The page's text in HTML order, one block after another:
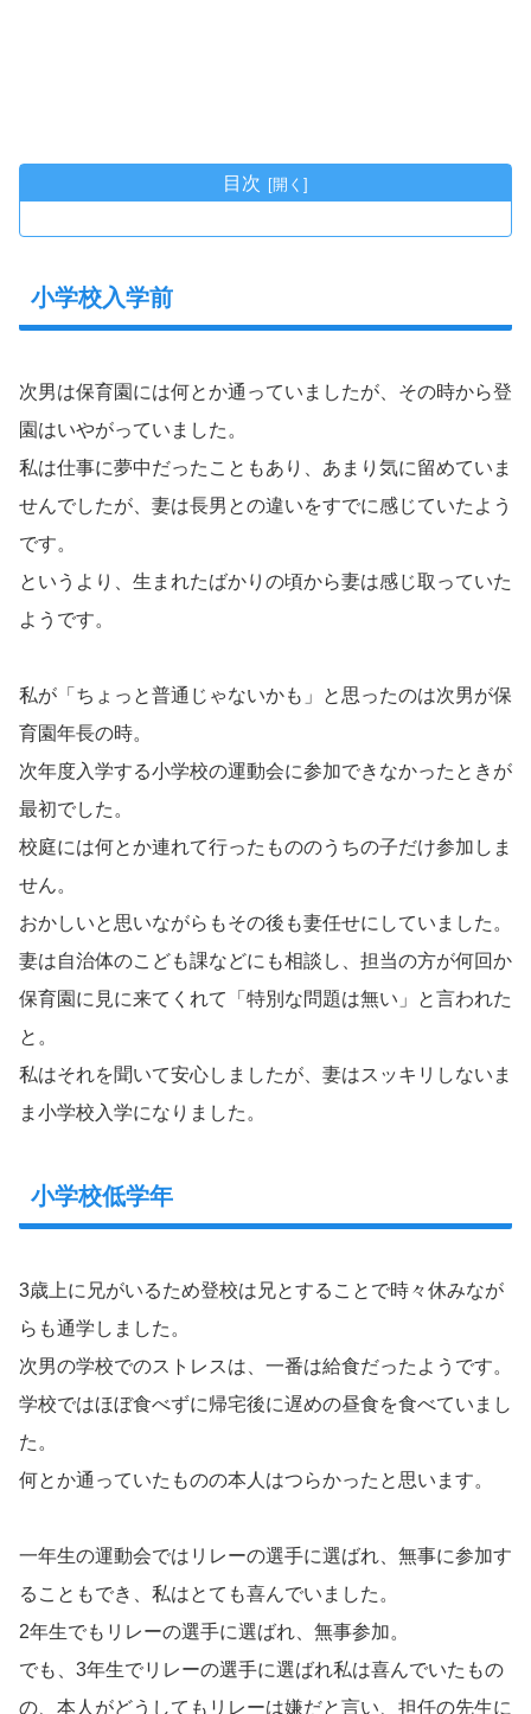
目次
小学校入学前
次男は保育園には何とか通っていましたが、その時から登
園はいやがっていました。
私は仕事に夢中だったこともあり、あまり気に留めていま
せんでしたが、妻は長男との違いをすでに感じていたよう
です。
というより、生まれたばかりの頃から妻は感じ取っていた
ようです。
私が「ちょっと普通じゃないかも」と思ったのは次男が保
育園年長の時。
次年度入学する小学校の運動会に参加できなかったときが
最初でした。
校庭には何とか連れて行ったもののうちの子だけ参加しま
せん。
おかしいと思いながらもその後も妻任せにしていました。
妻は自治体のこども課などにも相談し、担当の方が何回か
保育園に見に来てくれて「特別な問題は無い」と言われた
と。
私はそれを聞いて安心しましたが、妻はスッキリしないま
ま小学校入学になりました。
小学校低学年
3歳上に兄がいるため登校は兄とすることで時々休みなが
らも通学しました。
次男の学校でのストレスは、一番は給食だったようです。
学校ではほぼ食べずに帰宅後に遅めの昼食を食べていまし
た。
何とか通っていたものの本人はつらかったと思います。
一年生の運動会ではリレーの選手に選ばれ、無事に参加す
ることもでき、私はとても喜んでいました。
2年生でもリレーの選手に選ばれ、無事参加。
でも、3年生でリレーの選手に選ばれ私は喜んでいたもの
の、本人がどうしてもリレーは嫌だと言い、担任の先生に